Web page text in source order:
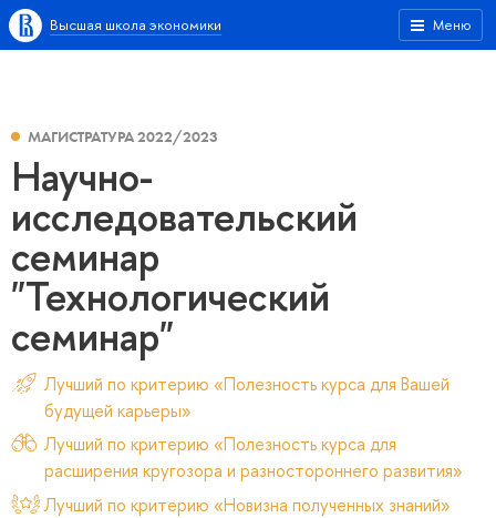
Меню
Высшая школа экономики
МАГИСТРАТУРА 2022/2023
Научно-
исследовательский
семинар
"Технологический
семинар"
Лучший по критерию «Полезность курса для Вашей
будущей карьеры»
Лучший по критерию «Полезность курса для
расширения кругозора и разностороннего развития»
Лучший по критерию «Новизна полученных знаний»